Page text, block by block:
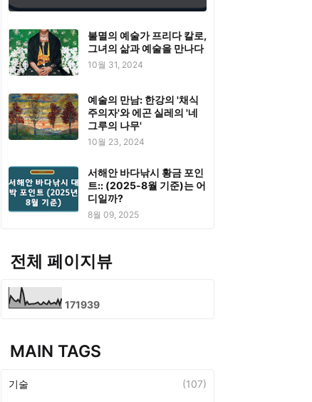
불멸의 예술가 프리다 칼로,
그녀의 삶과 예술을 만나다
10월 31, 2024
예술의 만남: 한강의 '채식
주의자'와 에곤 실레의 '네
그루의 나무'
10월 23, 2024
서해안 바다낚시 황금 포인
트:: (2025-8월 기준)는 어
디일까?
8월 09, 2025
전체 페이지뷰
171939
MAIN TAGS
기술 (107)